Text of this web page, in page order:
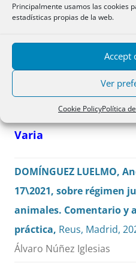
Principalmente usamos las cookies
estadísticas propias de la web.
Accept
Ver
Cookie PolicyPolítica
determinada
Camino Sanciñena
Varia
DOMÍNGUEZ LUELMO,
17\2021, sobre régimen
animales. Comentario y
práctica, Reus, Madrid,
Álvaro Núñez Iglesias